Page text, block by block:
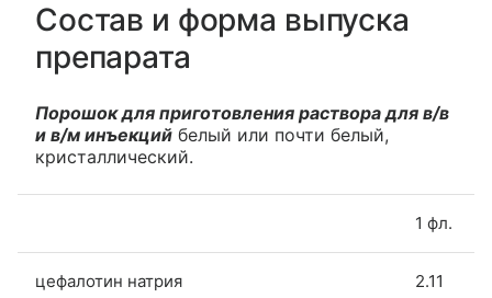
Состав и форма выпуска
препарата
Порошок для приготовления раствора для в/в
и в/м инъекций белый или почти белый,
кристаллический.
1 фл.
цефалотин натрия
2.11